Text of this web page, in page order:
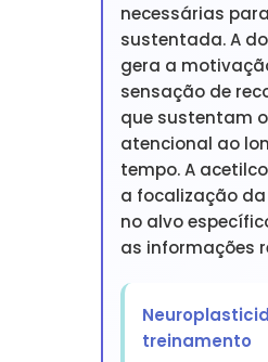
necessárias
sustentada. A
gera a
sensação de
que sustentam
atencional ao
tempo. A
a focalização
no alvo
as informações
treinamento